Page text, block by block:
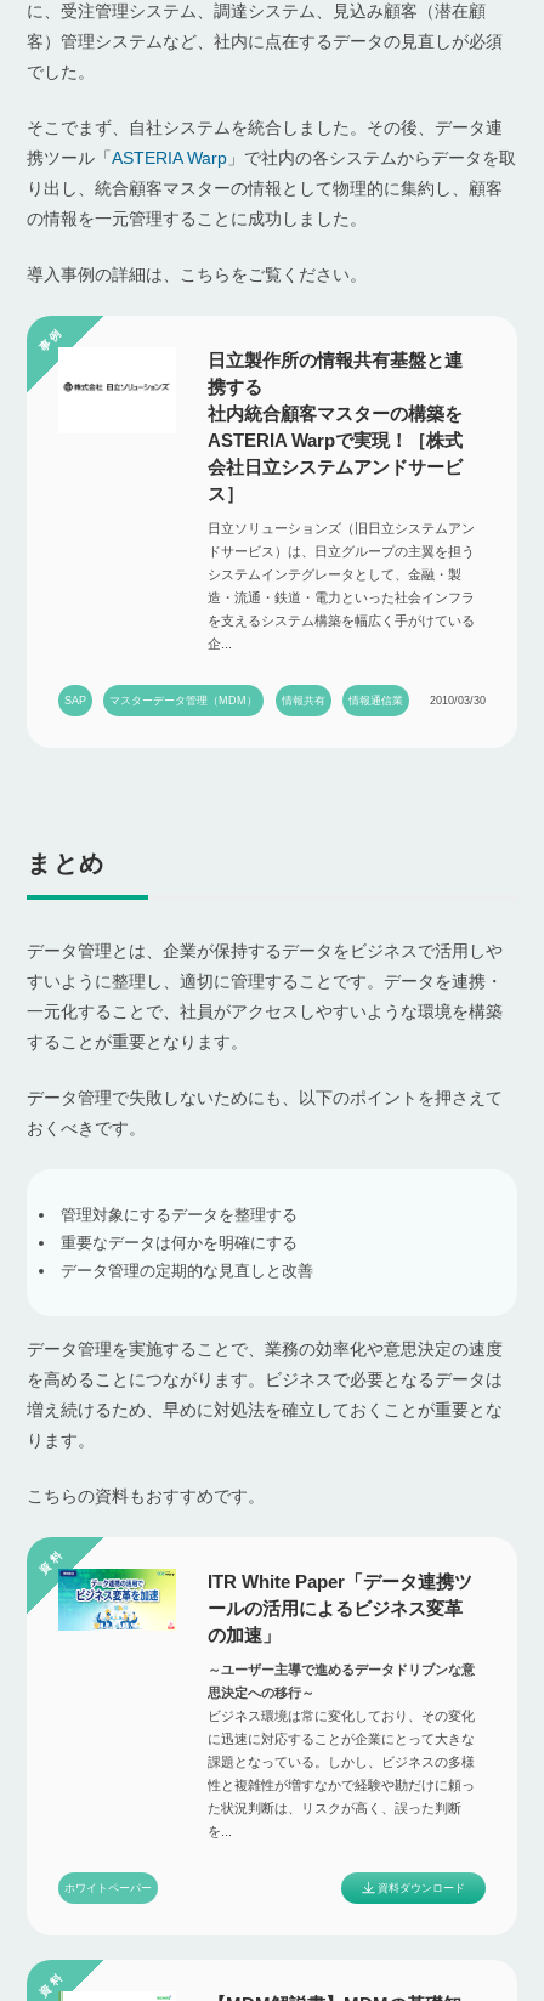
に、受注管理システム、調達システム、見込み顧客（潜在顧
客）管理システムなど、社内に点在するデータの見直しが必須
でした。
そこでまず、自社システムを統合しました。その後、データ連
携ツール「ASTERIA Warp 」で社内の各システムからデータを取
り出し、統合顧客マスターの情報として物理的に集約し、顧客
の情報を一元管理することに成功しました。
導入事例の詳細は、こちらをご覧ください。
日立製作所の情報共有基盤と連
携する
社内統合顧客マスターの構築を
ASTERIA Warpで実現！［株式
会社日立システムアンドサービ
ス］
日立ソリューションズ（旧日立システムアン
ドサービス）は、日立グループの主翼を担う
システムインテグレータとして、金融・製
造・流通・鉄道・電力といった社会インフラ
を支えるシステム構築を幅広く手がけている
企...
SAP マスターデータ管理（MDM） 情報共有 情報通信業 2010/03/30
まとめ
データ管理とは、企業が保持するデータをビジネスで活用しや
すいように整理し、適切に管理することです。データを連携・
一元化することで、社員がアクセスしやすいような環境を構築
することが重要となります。
データ管理で失敗しないためにも、以下のポイントを押さえて
おくべきです。
管理対象にするデータを整理する
重要なデータは何かを明確にする
データ管理の定期的な見直しと改善
データ管理を実施することで、業務の効率化や意思決定の速度
を高めることにつながります。ビジネスで必要となるデータは
増え続けるため、早めに対処法を確立しておくことが重要とな
ります。
こちらの資料もおすすめです。
ITR White Paper「データ連携ツ
ールの活用によるビジネス変革
の加速」
～ユーザー主導で進めるデータドリブンな意
思決定への移行～
ビジネス環境は常に変化しており、その変化
に迅速に対応することが企業にとって大きな
課題となっている。しかし、ビジネスの多様
性と複雑性が増すなかで経験や勘だけに頼っ
た状況判断は、リスクが高く、誤った判断
を...
ホワイトペーパー 資料ダウンロード